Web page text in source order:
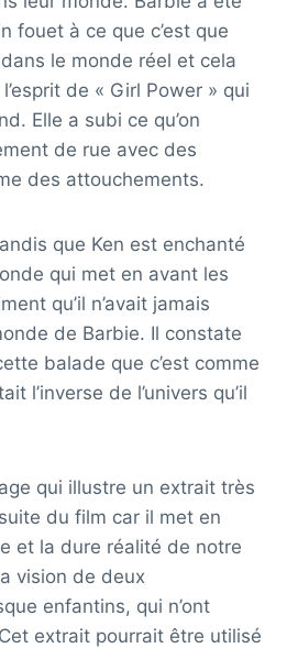
fouet à ce que c’est que
le monde réel et cela
de « Girl Power » qui
Elle a subi ce qu’on
de rue avec des
des attouchements.
que Ken est enchanté
qui met en avant les
qu’il n’avait jamais
de Barbie. Il constate
balade que c’est comme
l’inverse de l’univers qu’il
qui illustre un extrait très
du film car il met en
et la dure réalité de notre
vision de deux
enfantins, qui n’ont
extrait pourrait être utilisé